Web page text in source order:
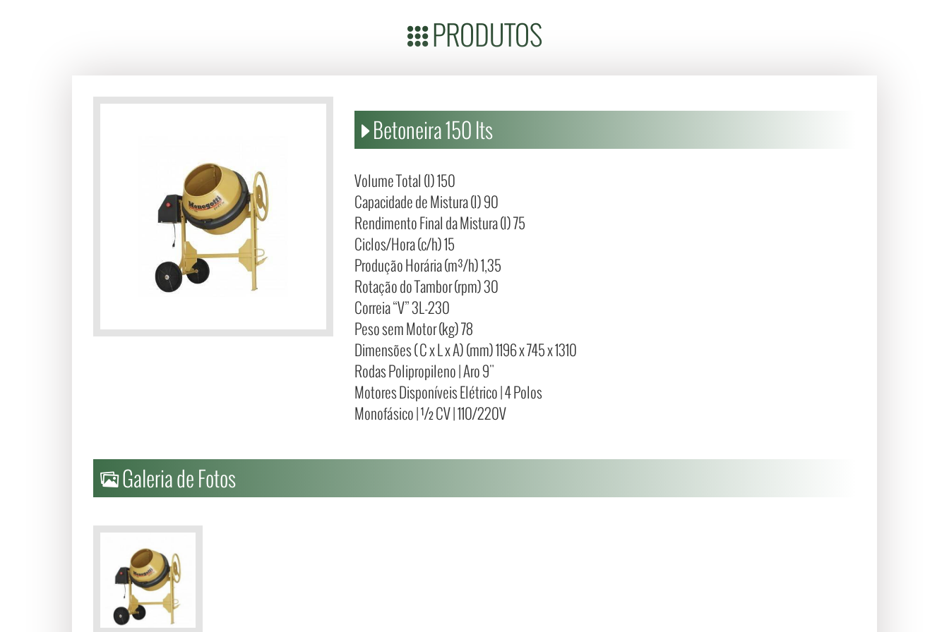
PRODUTOS
Betoneira 150 lts
Volume Total (l) 150
Capacidade de Mistura (l) 90
Rendimento Final da Mistura (l) 75
Ciclos/Hora (c/h) 15
Produção Horária (m³/h) 1,35
Rotação do Tambor (rpm) 30
Correia “V” 3L-230
Peso sem Motor (kg) 78
Dimensões ( C x L x A) (mm) 1196 x 745 x 1310
Rodas Polipropileno | Aro 9"
Motores Disponíveis Elétrico | 4 Polos
Monofásico | ½ CV | 110/220V
Galeria de Fotos